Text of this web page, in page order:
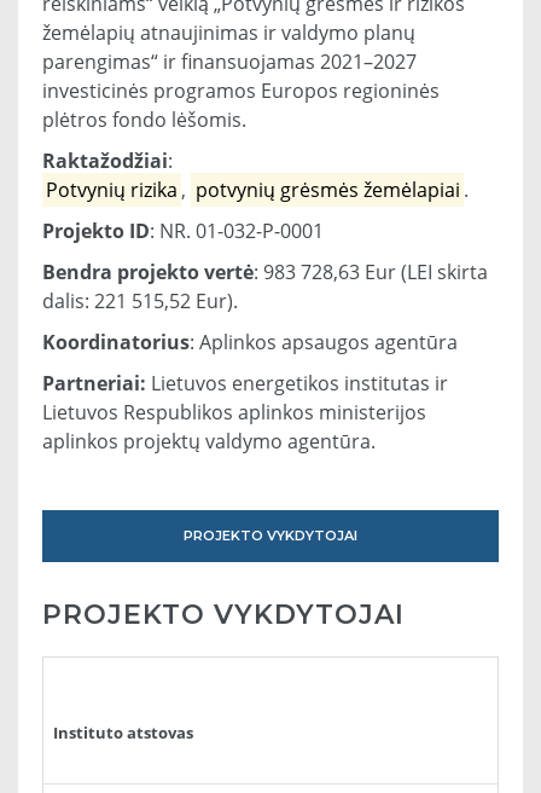
žemėlapių atnaujinimas ir valdymo planų
parengimas“ ir finansuojamas 2021–2027
investicinės programos Europos regioninės
plėtros fondo lėšomis.
Raktažodžiai:
Potvynių rizika , potvynių grėsmės žemėlapiai .
Projekto ID: NR. 01-032-P-0001
Bendra projekto vertė: 983 728,63 Eur (LEI skirta
dalis: 221 515,52 Eur).
Koordinatorius: Aplinkos apsaugos agentūra
Partneriai: Lietuvos energetikos institutas ir
Lietuvos Respublikos aplinkos ministerijos
aplinkos projektų valdymo agentūra.
PROJEKTO VYKDYTOJAI
PROJEKTO VYKDYTOJAI
Instituto atstovas